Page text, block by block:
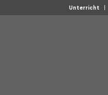
Unterricht